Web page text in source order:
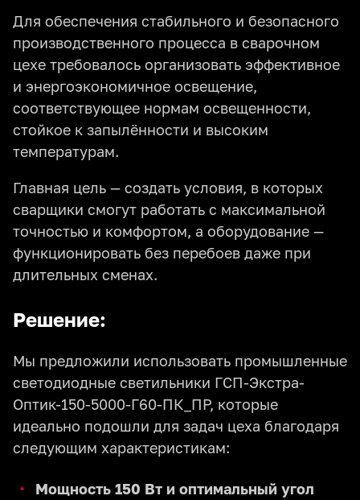
Для обеспечения стабильного и безопасного
производственного процесса в сварочном
цехе требовалось организовать эффективное
и энергоэкономичное освещение,
соответствующее нормам освещенности,
стойкое к запылённости и высоким
температурам.
Главная цель — создать условия, в которых
сварщики смогут работать с максимальной
точностью и комфортом, а оборудование —
функционировать без перебоев даже при
длительных сменах.
Решение:
Мы предложили использовать промышленные
светодиодные светильники ГСП-Экстра-
Оптик-150-5000-Г60-ПК_ПР, которые
идеально подошли для задач цеха благодаря
следующим характеристикам:
Мощность 150 Вт и оптимальный угол